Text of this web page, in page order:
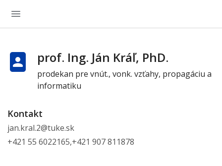
prof. Ing. Ján Kráľ, PhD.
prodekan pre vnút., vonk. vzťahy, propagáciu a
informatiku
Kontakt
jan.kral.2@tuke.sk
+421 55 6022165,+421 907 811878